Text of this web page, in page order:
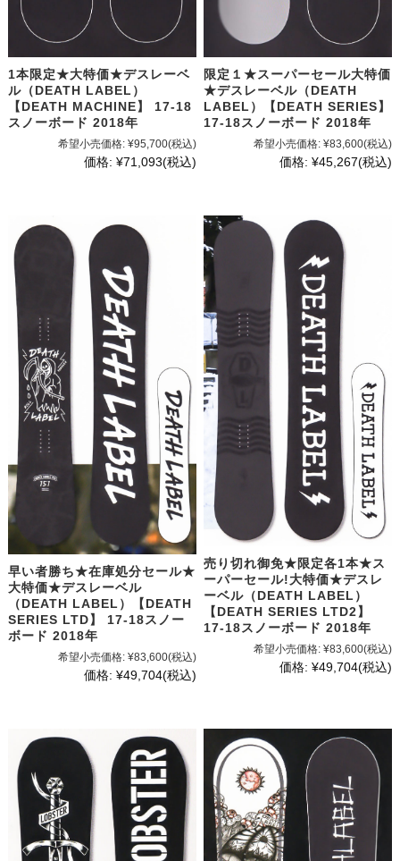
1本限定★大特価★デスレーベ
ル（DEATH LABEL）
【DEATH MACHINE】 17-18
スノーボード 2018年
希望小売価格: ¥95,700(税込)
価格: ¥71,093(税込)
限定１★スーパーセール大特価
★デスレーベル（DEATH
LABEL）【DEATH SERIES】
17-18スノーボード 2018年
希望小売価格: ¥83,600(税込)
価格: ¥45,267(税込)
早い者勝ち★在庫処分セール★
大特価★デスレーベル
（DEATH LABEL）【DEATH
SERIES LTD】 17-18スノー
ボード 2018年
希望小売価格: ¥83,600(税込)
価格: ¥49,704(税込)
売り切れ御免★限定各1本★ス
ーパーセール!大特価★デスレ
ーベル（DEATH LABEL）
【DEATH SERIES LTD2】
17-18スノーボード 2018年
希望小売価格: ¥83,600(税込)
価格: ¥49,704(税込)